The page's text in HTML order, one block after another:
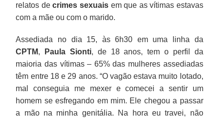
relatos decrimes sexuaisem que as vítimas estavas
com a mãe ou com o marido.
Assediada no dia 15, às 6h30 em uma linha da
CPTM, Paula Sionti, de 18 anos, tem o perfil da
maioria das vítimas – 65% das mulheres assediadas
têm entre 18 e 29 anos. “O vagão estava muito lotado,
mal conseguia me mexer e comecei a sentir um
homem se esfregando em mim. Ele chegou a passar
a mão na minha genitália. Na hora eu travei, não